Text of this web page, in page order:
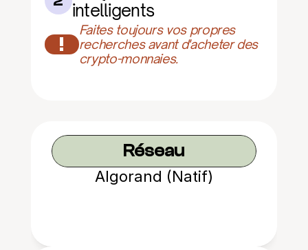
intelligents
!
Faites toujours vos propres
recherches avant d'acheter des
crypto-monnaies.
Réseau
Algorand (Natif)